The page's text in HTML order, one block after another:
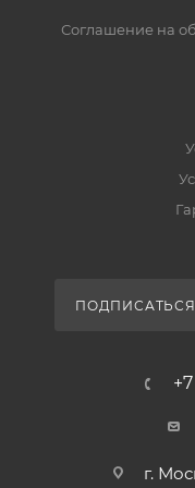
Соглашение на
г.